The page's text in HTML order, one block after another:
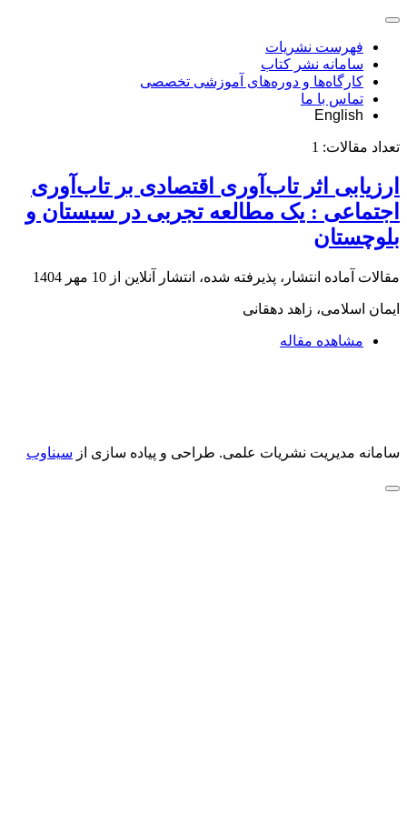
فهرست نشریات
سامانه نشر کتاب
کارگاه‌ها و دوره‌های آموزشی تخصصی
تماس با ما
English
تعداد مقالات: 1
ارزیابی اثر تاب‌آوری اقتصادی بر تاب‌آوری
اجتماعی : یک مطالعه تجربی در سیستان و
بلوچستان
مقالات آماده انتشار، پذیرفته شده، انتشار آنلاین از 10 مهر 1404
ایمان اسلامی، زاهد دهقانی
مشاهده مقاله
سامانه مدیریت نشریات علمی. طراحی و پیاده سازی از سیناوب